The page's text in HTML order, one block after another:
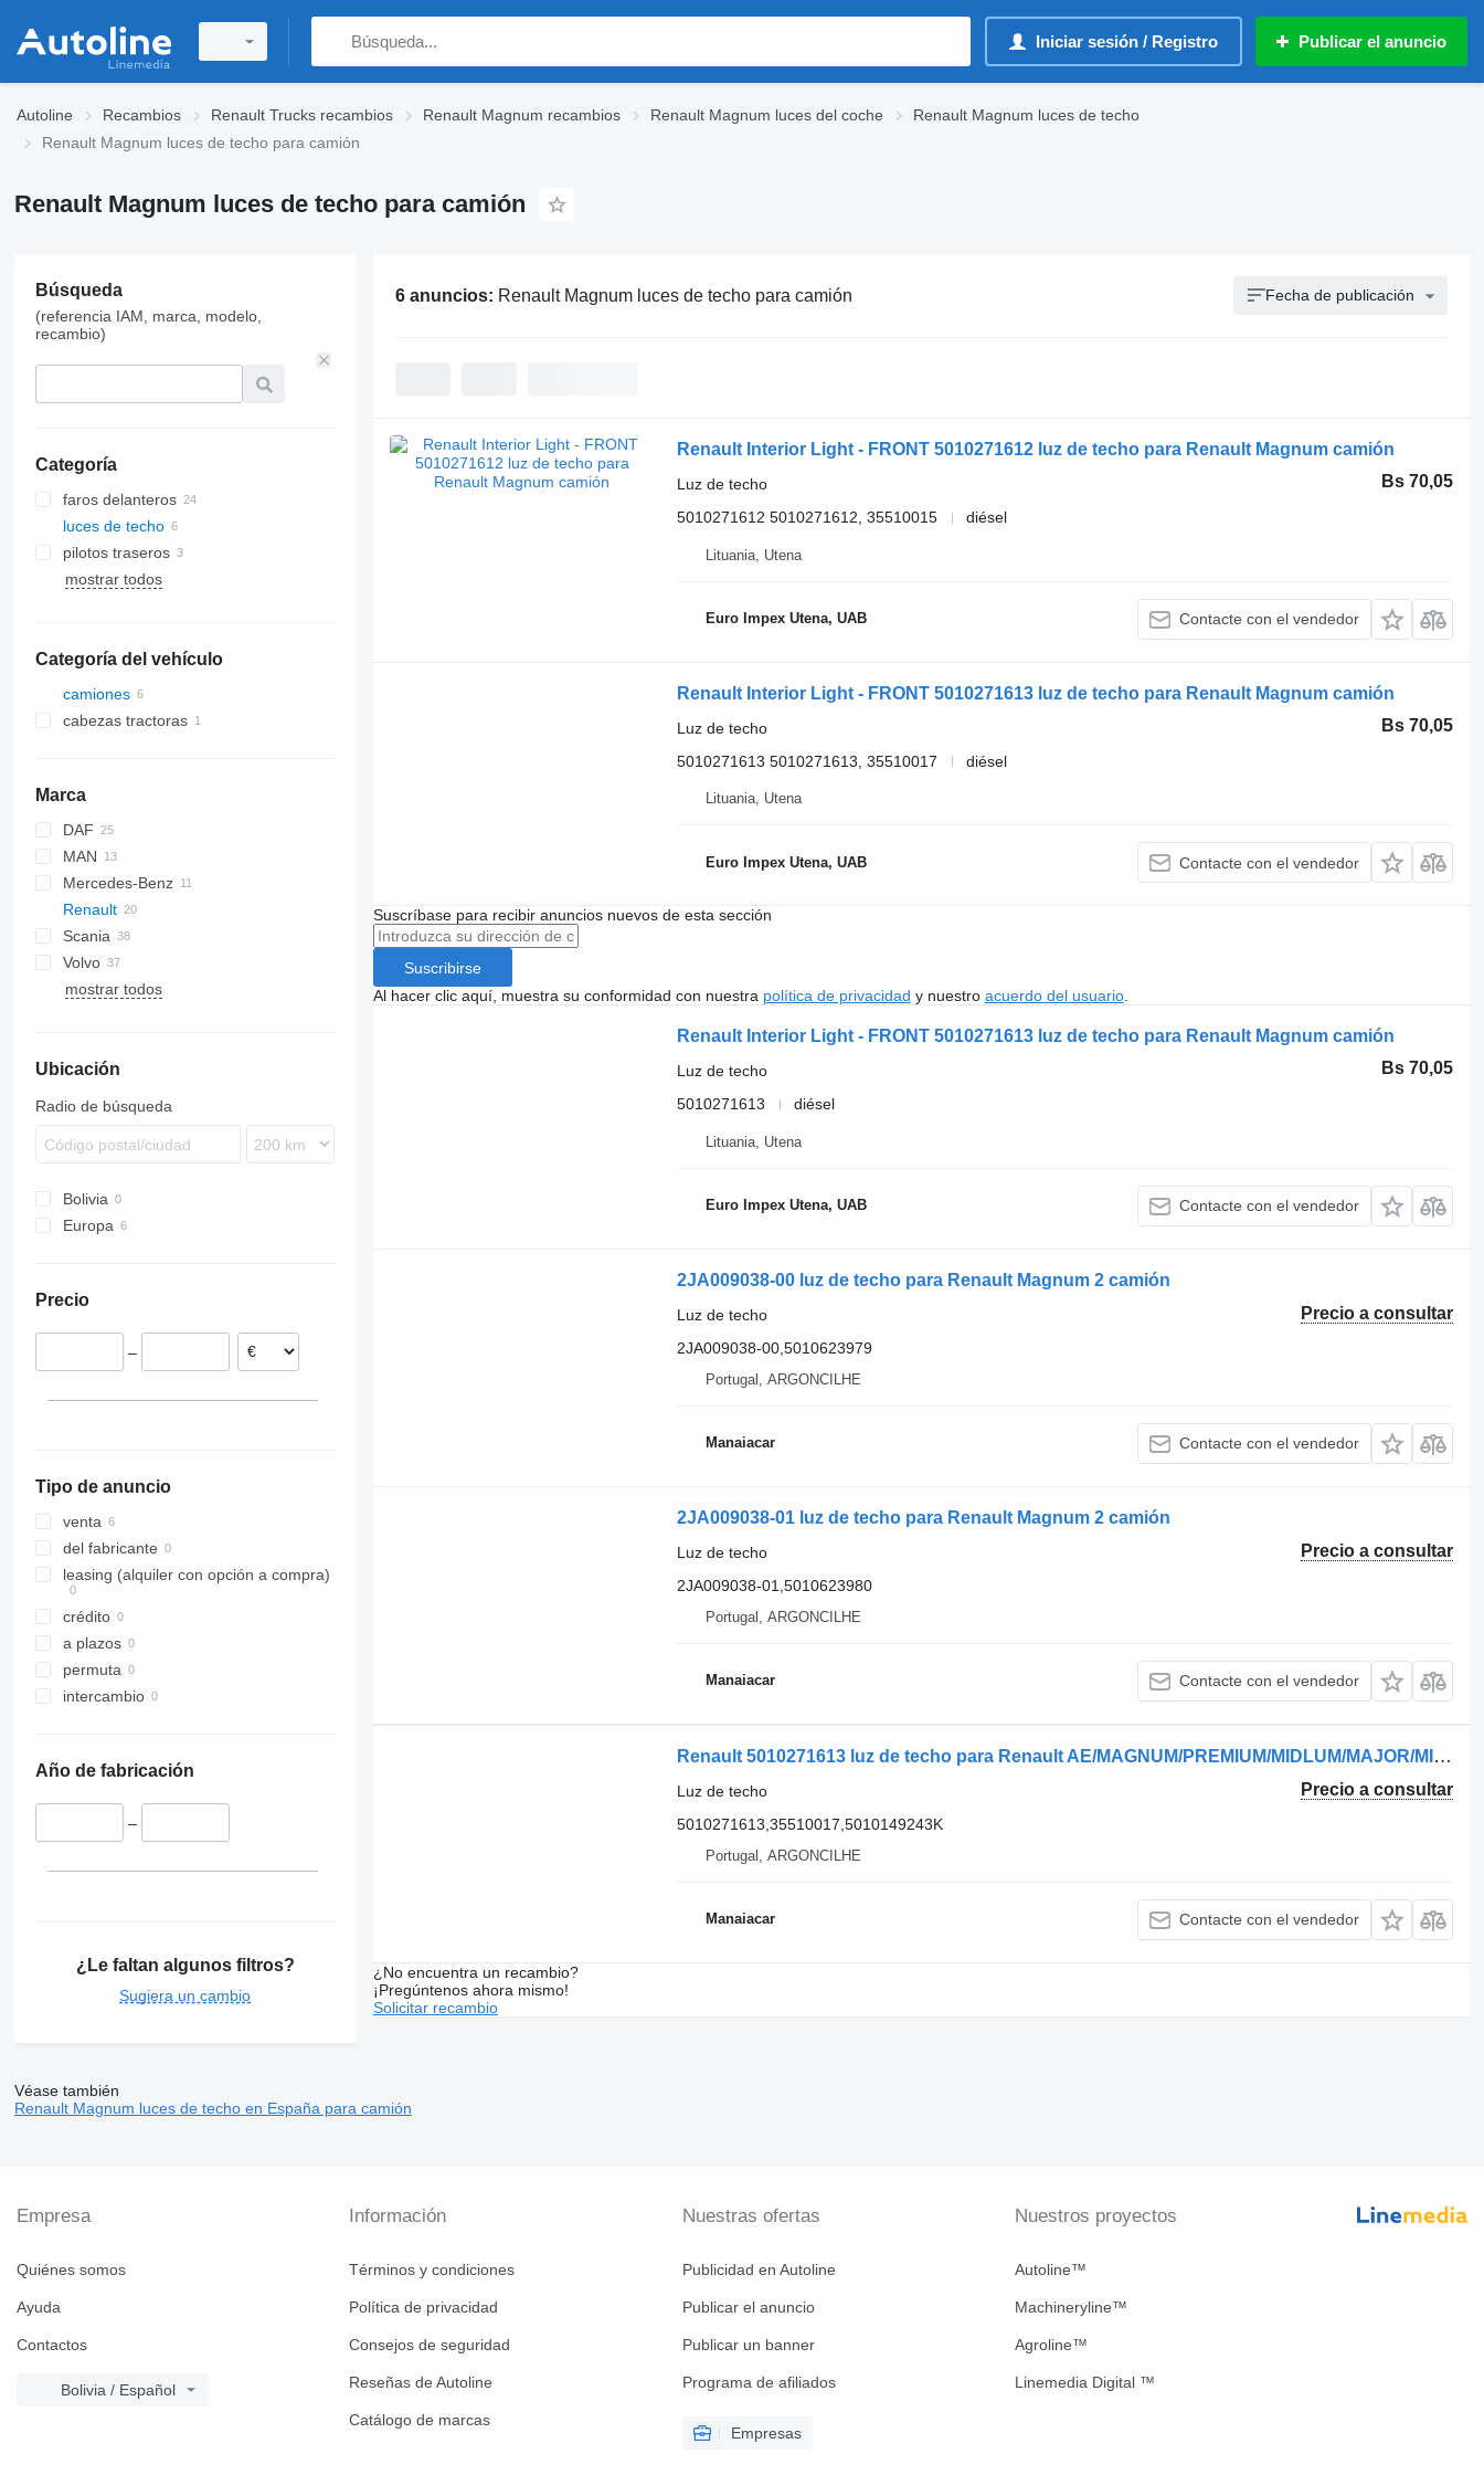
Iniciar sesión / Registro Publicar el anuncio
Autoline Recambios Renault Trucks recambios Renault Magnum recambios Renault Magnum luces del coche
Renault Magnum luces de techo
Renault Magnum luces de techo para camión
Renault Magnum luces de techo para camión
Búsqueda
(referencia IAM, marca, modelo,
recambio)
Categoría
faros delanteros
luces de techo
pilotos traseros
mostrar todos
Categoría del vehículo
camiones
cabezas tractoras
Marca
DAF
LF
XF
XG
F-MAX
Stralis
MAN
LE
TGX
Mercedes-Benz
A-Class
Actros
Sprinter
Atleon
Renault
Kerax
Magnum
Major
Premium
Scania
Volvo
FH
mostrar todos
Ubicación
Radio de búsqueda
Bolivia
Europa
Precio
–
Tipo de anuncio
venta
del fabricante
leasing (alquiler con opción a compra)
crédito
a plazos
permuta
intercambio
Año de fabricación
–
¿Le faltan algunos filtros?
Sugiera un cambio
6 anuncios: Renault Magnum luces de techo para camión Fecha de publicación
Renault Interior Light - FRONT 5010271612 luz de techo para Renault Magnum camión
Bs 70,05
Luz de techo
5010271612 5010271612, 35510015
diésel
Lituania, Utena
Euro Impex Utena, UAB Contacte con el vendedor
Renault Interior Light - FRONT 5010271613 luz de techo para Renault Magnum camión
Bs 70,05
Luz de techo
5010271613 5010271613, 35510017
diésel
Lituania, Utena
Euro Impex Utena, UAB Contacte con el vendedor
Suscríbase para recibir anuncios nuevos de esta sección
Suscribirse
Al hacer clic aquí, muestra su conformidad con nuestra política de privacidad y nuestro acuerdo del usuario.
Renault Interior Light - FRONT 5010271613 luz de techo para Renault Magnum camión
Bs 70,05
Luz de techo
5010271613
diésel
Lituania, Utena
Euro Impex Utena, UAB Contacte con el vendedor
2JA009038-00 luz de techo para Renault Magnum 2 camión
Precio a consultar
Luz de techo
2JA009038-00,5010623979
Portugal, ARGONCILHE
Manaiacar Contacte con el vendedor
2JA009038-01 luz de techo para Renault Magnum 2 camión
Precio a consultar
Luz de techo
2JA009038-01,5010623980
Portugal, ARGONCILHE
Manaiacar Contacte con el vendedor
Renault 5010271613 luz de techo para Renault AE/MAGNUM/PREMIUM/MIDLUM/MAJOR/MIDDLE/KERAX camión
Precio a consultar
Luz de techo
5010271613,35510017,5010149243K
Portugal, ARGONCILHE
Manaiacar Contacte con el vendedor
¿No encuentra un recambio?
¡Pregúntenos ahora mismo!
Solicitar recambio
Véase también
Renault Magnum luces de techo en España para camión
Empresa
Quiénes somos
Ayuda
Contactos
Bolivia / Español
Información
Términos y condiciones
Política de privacidad
Consejos de seguridad
Reseñas de Autoline
Catálogo de marcas
Nuestras ofertas
Publicidad en Autoline
Publicar el anuncio
Publicar un banner
Programa de afiliados
Empresas
Nuestros proyectos
Autoline™
Machineryline™
Agroline™
Linemedia Digital ™